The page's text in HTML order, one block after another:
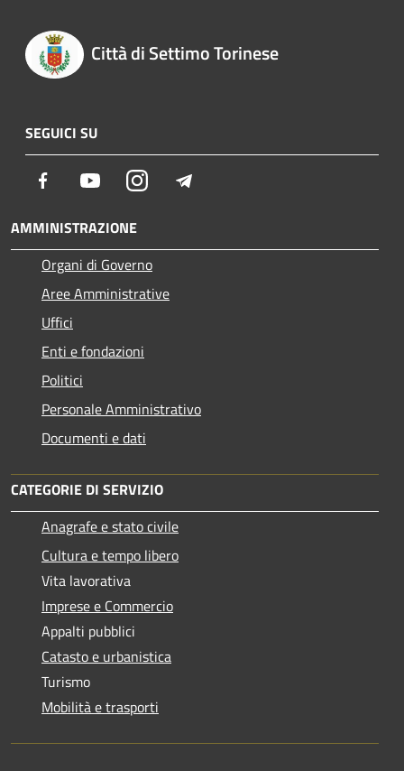
Città di Settimo Torinese
SEGUICI SU
Facebook YoutubeInstagram
AMMINISTRAZIONE
Organi di Governo
Aree Amministrative
Uffici
Enti e fondazioni
Politici
Personale Amministrativo
Documenti e dati
CATEGORIE DI SERVIZIO
Anagrafe e stato civile
Cultura e tempo libero
Vita lavorativa
Imprese e Commercio
Appalti pubblici
Catasto e urbanistica
Turismo
Mobilità e trasporti